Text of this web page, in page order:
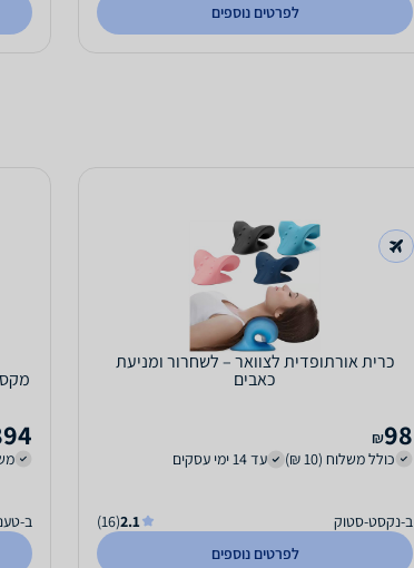
לפרטים נוספים
כרית אורתופדית לצוואר – לשחרור ומניעת
כאבים
98
₪
כולל משלוח (10 ₪)
עד 14 ימי עסקים
ב-נקסט-סטוק 2.1
(16)
לפרטים נוספים
ב-